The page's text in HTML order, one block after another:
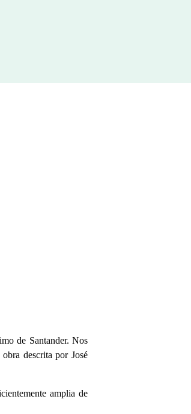
de Santander. Nos
descrita por José
amplia de